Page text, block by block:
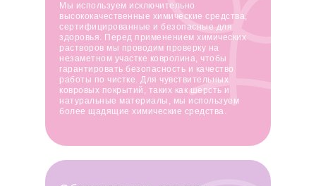
Мы используем исключительно
высококачественные химические средства,
сертифицированные и безопасные для
здоровья. Перед применением химических
растворов мы проводим проверку на
незаметном участке ковролина, чтобы
гарантировать безопасность и качество
работы по чистке. Для чувствительных
ковровых покрытий, таких как шерсть и
натуральные материалы, мы используем
более щадящие химические средства.